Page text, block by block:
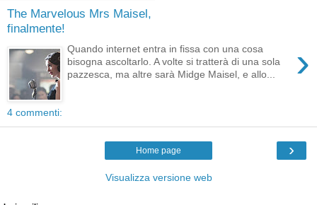
The Marvelous Mrs Maisel,
finalmente!
›
Quando internet entra in fissa con una cosa
bisogna ascoltarlo. A volte si tratterà di una sola
pazzesca, ma altre sarà Midge Maisel, e allo...
4 commenti:
›
Home page
Visualizza versione web